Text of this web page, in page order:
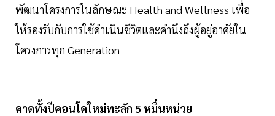
พัฒนาโครงการในลักษณะ Health and Wellness เพื่อ
ให้รองรับกับการใช้ดำเนินชีวิตและคำนึงถึงผู้อยู่อาศัยใน
โครงการทุก Generation
คาดทั้งปีคอนโดใหม่ทะลัก 5 หมื่นหน่วย